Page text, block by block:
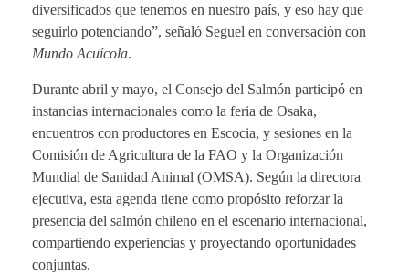
diversificados que tenemos en nuestro país, y eso hay que
seguirlo potenciando”, señaló Seguel en conversación con
Mundo Acuícola.
Durante abril y mayo, el Consejo del Salmón participó en
instancias internacionales como la feria de Osaka,
encuentros con productores en Escocia, y sesiones en la
Comisión de Agricultura de la FAO y la Organización
Mundial de Sanidad Animal (OMSA). Según la directora
ejecutiva, esta agenda tiene como propósito reforzar la
presencia del salmón chileno en el escenario internacional,
compartiendo experiencias y proyectando oportunidades
conjuntas.